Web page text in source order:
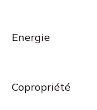
Energie
Copropriété